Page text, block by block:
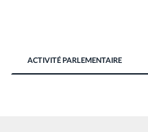
ACTIVITÉ PARLEMENTAIRE